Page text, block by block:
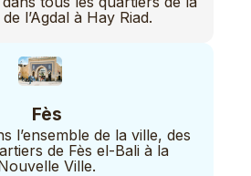
l’Agdal à Hay Riad.
Fès
l’ensemble de la ville, des
de Fès el-Bali à la
Ville.